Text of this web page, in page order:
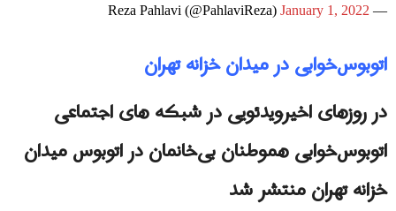
— Reza Pahlavi (@PahlaviReza)
January 1, 2022
اتوبوس‌خوابی در میدان خزانه تهران
در روزهاى اخيرویدئویی در شبکه های اجتماعی
اتوبوس‌خوابی هموطنان بی‌خانمان‌ در اتوبوس میدان
خزانه تهران منتشر شد